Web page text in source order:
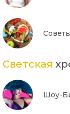
Светская
Шоу-